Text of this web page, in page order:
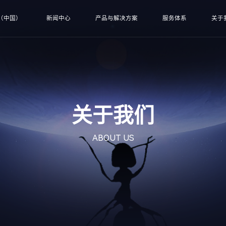
中国） 新闻中心 产品与解决方案 服务体系 关于
关于我们
ABOUT US